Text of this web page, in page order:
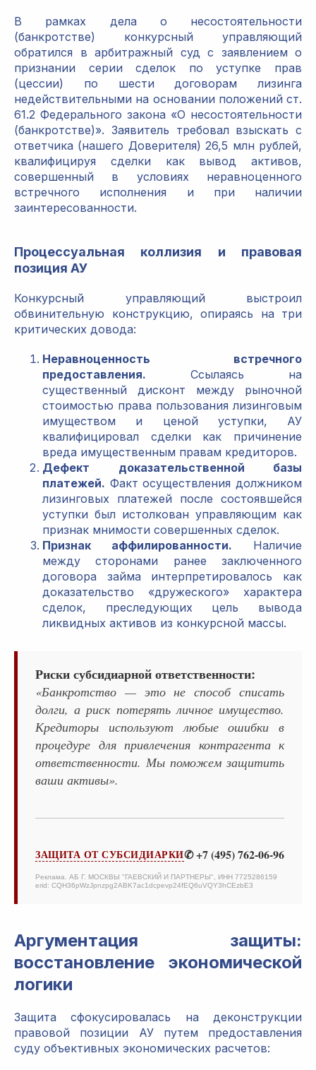
В рамках дела о несостоятельности
(банкротстве) конкурсный управляющий
обратился в арбитражный суд с заявлением о
признании серии сделок по уступке прав
(цессии) по шести договорам лизинга
недействительными на основании положений ст.
61.2 Федерального закона «О несостоятельности
(банкротстве)». Заявитель требовал взыскать с
ответчика (нашего Доверителя) 26,5 млн рублей,
квалифицируя сделки как вывод активов,
совершенный в условиях неравноценного
встречного исполнения и при наличии
заинтересованности.
Процессуальная коллизия и правовая
позиция АУ
Конкурсный управляющий выстроил
обвинительную конструкцию, опираясь на три
критических довода:
Неравноценность встречного
предоставления. Ссылаясь на
существенный дисконт между рыночной
стоимостью права пользования лизинговым
имуществом и ценой уступки, АУ
квалифицировал сделки как причинение
вреда имущественным правам кредиторов.
Дефект доказательственной базы
платежей. Факт осуществления должником
лизинговых платежей после состоявшейся
уступки был истолкован управляющим как
признак мнимости совершенных сделок.
Признак аффилированности. Наличие
между сторонами ранее заключенного
договора займа интерпретировалось как
доказательство «дружеского» характера
сделок, преследующих цель вывода
ликвидных активов из конкурсной массы.
Риски субсидиарной ответственности:
«Банкротство — это не способ списать
долги, а риск потерять личное имущество.
Кредиторы используют любые ошибки в
процедуре для привлечения контрагента к
ответственности. Мы поможем защитить
ваши активы».
ЗАЩИТА ОТ СУБСИДИАРКИ✆ +7 (495) 762-06-96
Реклама. АБ Г. МОСКВЫ "ГАЕВСКИЙ И ПАРТНЕРЫ", ИНН 7725286159
erid: CQH36pWzJpnzpg2ABK7ac1dcpevp24fEQ6uVQY3hCEzbE3
Аргументация защиты:
восстановление экономической
логики
Защита сфокусировалась на деконструкции
правовой позиции АУ путем предоставления
суду объективных экономических расчетов: